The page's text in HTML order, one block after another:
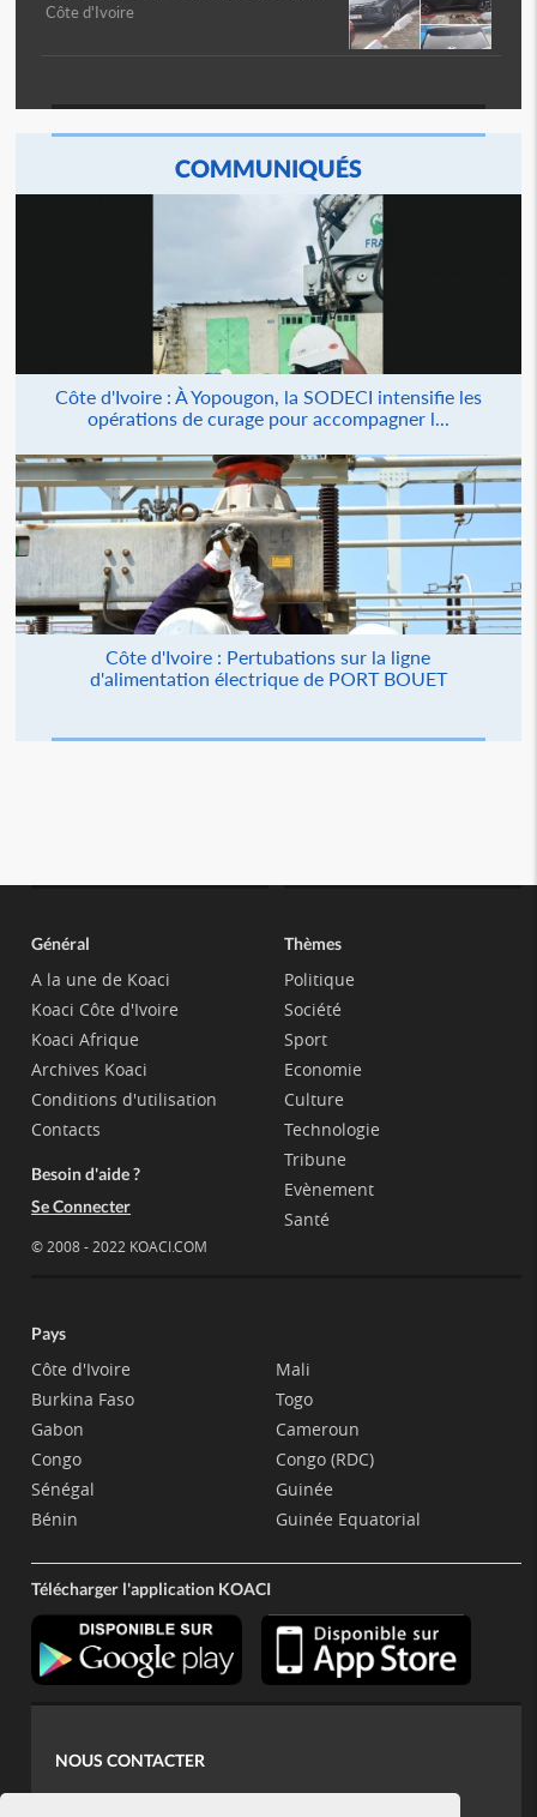
Côte d'Ivoire
COMMUNIQUÉS
Côte d'Ivoire : À Yopougon, la SODECI intensifie les
opérations de curage pour accompagner l...
Côte d'Ivoire : Pertubations sur la ligne
d'alimentation électrique de PORT BOUET
Général
A la une de Koaci
Koaci Côte d'Ivoire
Koaci Afrique
Archives Koaci
Conditions d'utilisation
Contacts
Besoin d'aide ?
Se Connecter
© 2008 - 2022 KOACI.COM
Thèmes
Politique
Société
Sport
Economie
Culture
Technologie
Tribune
Evènement
Santé
Pays
Côte d'Ivoire
Burkina Faso
Gabon
Congo
Sénégal
Bénin
Mali
Togo
Cameroun
Congo (RDC)
Guinée
Guinée Equatorial
Télécharger l'application KOACI
NOUS CONTACTER